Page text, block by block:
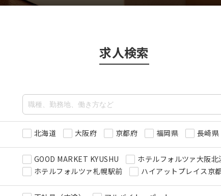
求人検索
北海道 大阪府 京都府 福岡県 長崎県
GOOD MARKET KYUSHU ホテルフォルツァ大阪北
ホテルフォルツァ札幌駅前
ハイアットプレイス京都